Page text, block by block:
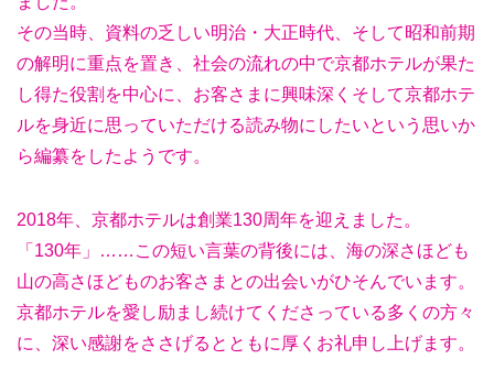
その当時、資料の乏しい明治・大正時代、そして昭和前期
の解明に重点を置き、社会の流れの中で京都ホテルが果た
し得た役割を中心に、お客さまに興味深くそして京都ホテ
ルを身近に思っていただける読み物にしたいという思いか
ら編纂をしたようです。
2018年、京都ホテルは創業130周年を迎えました。
「130年」……この短い言葉の背後には、海の深さほども
山の高さほどものお客さまとの出会いがひそんでいます。
京都ホテルを愛し励まし続けてくださっている多くの方々
に、深い感謝をささげるとともに厚くお礼申し上げます。